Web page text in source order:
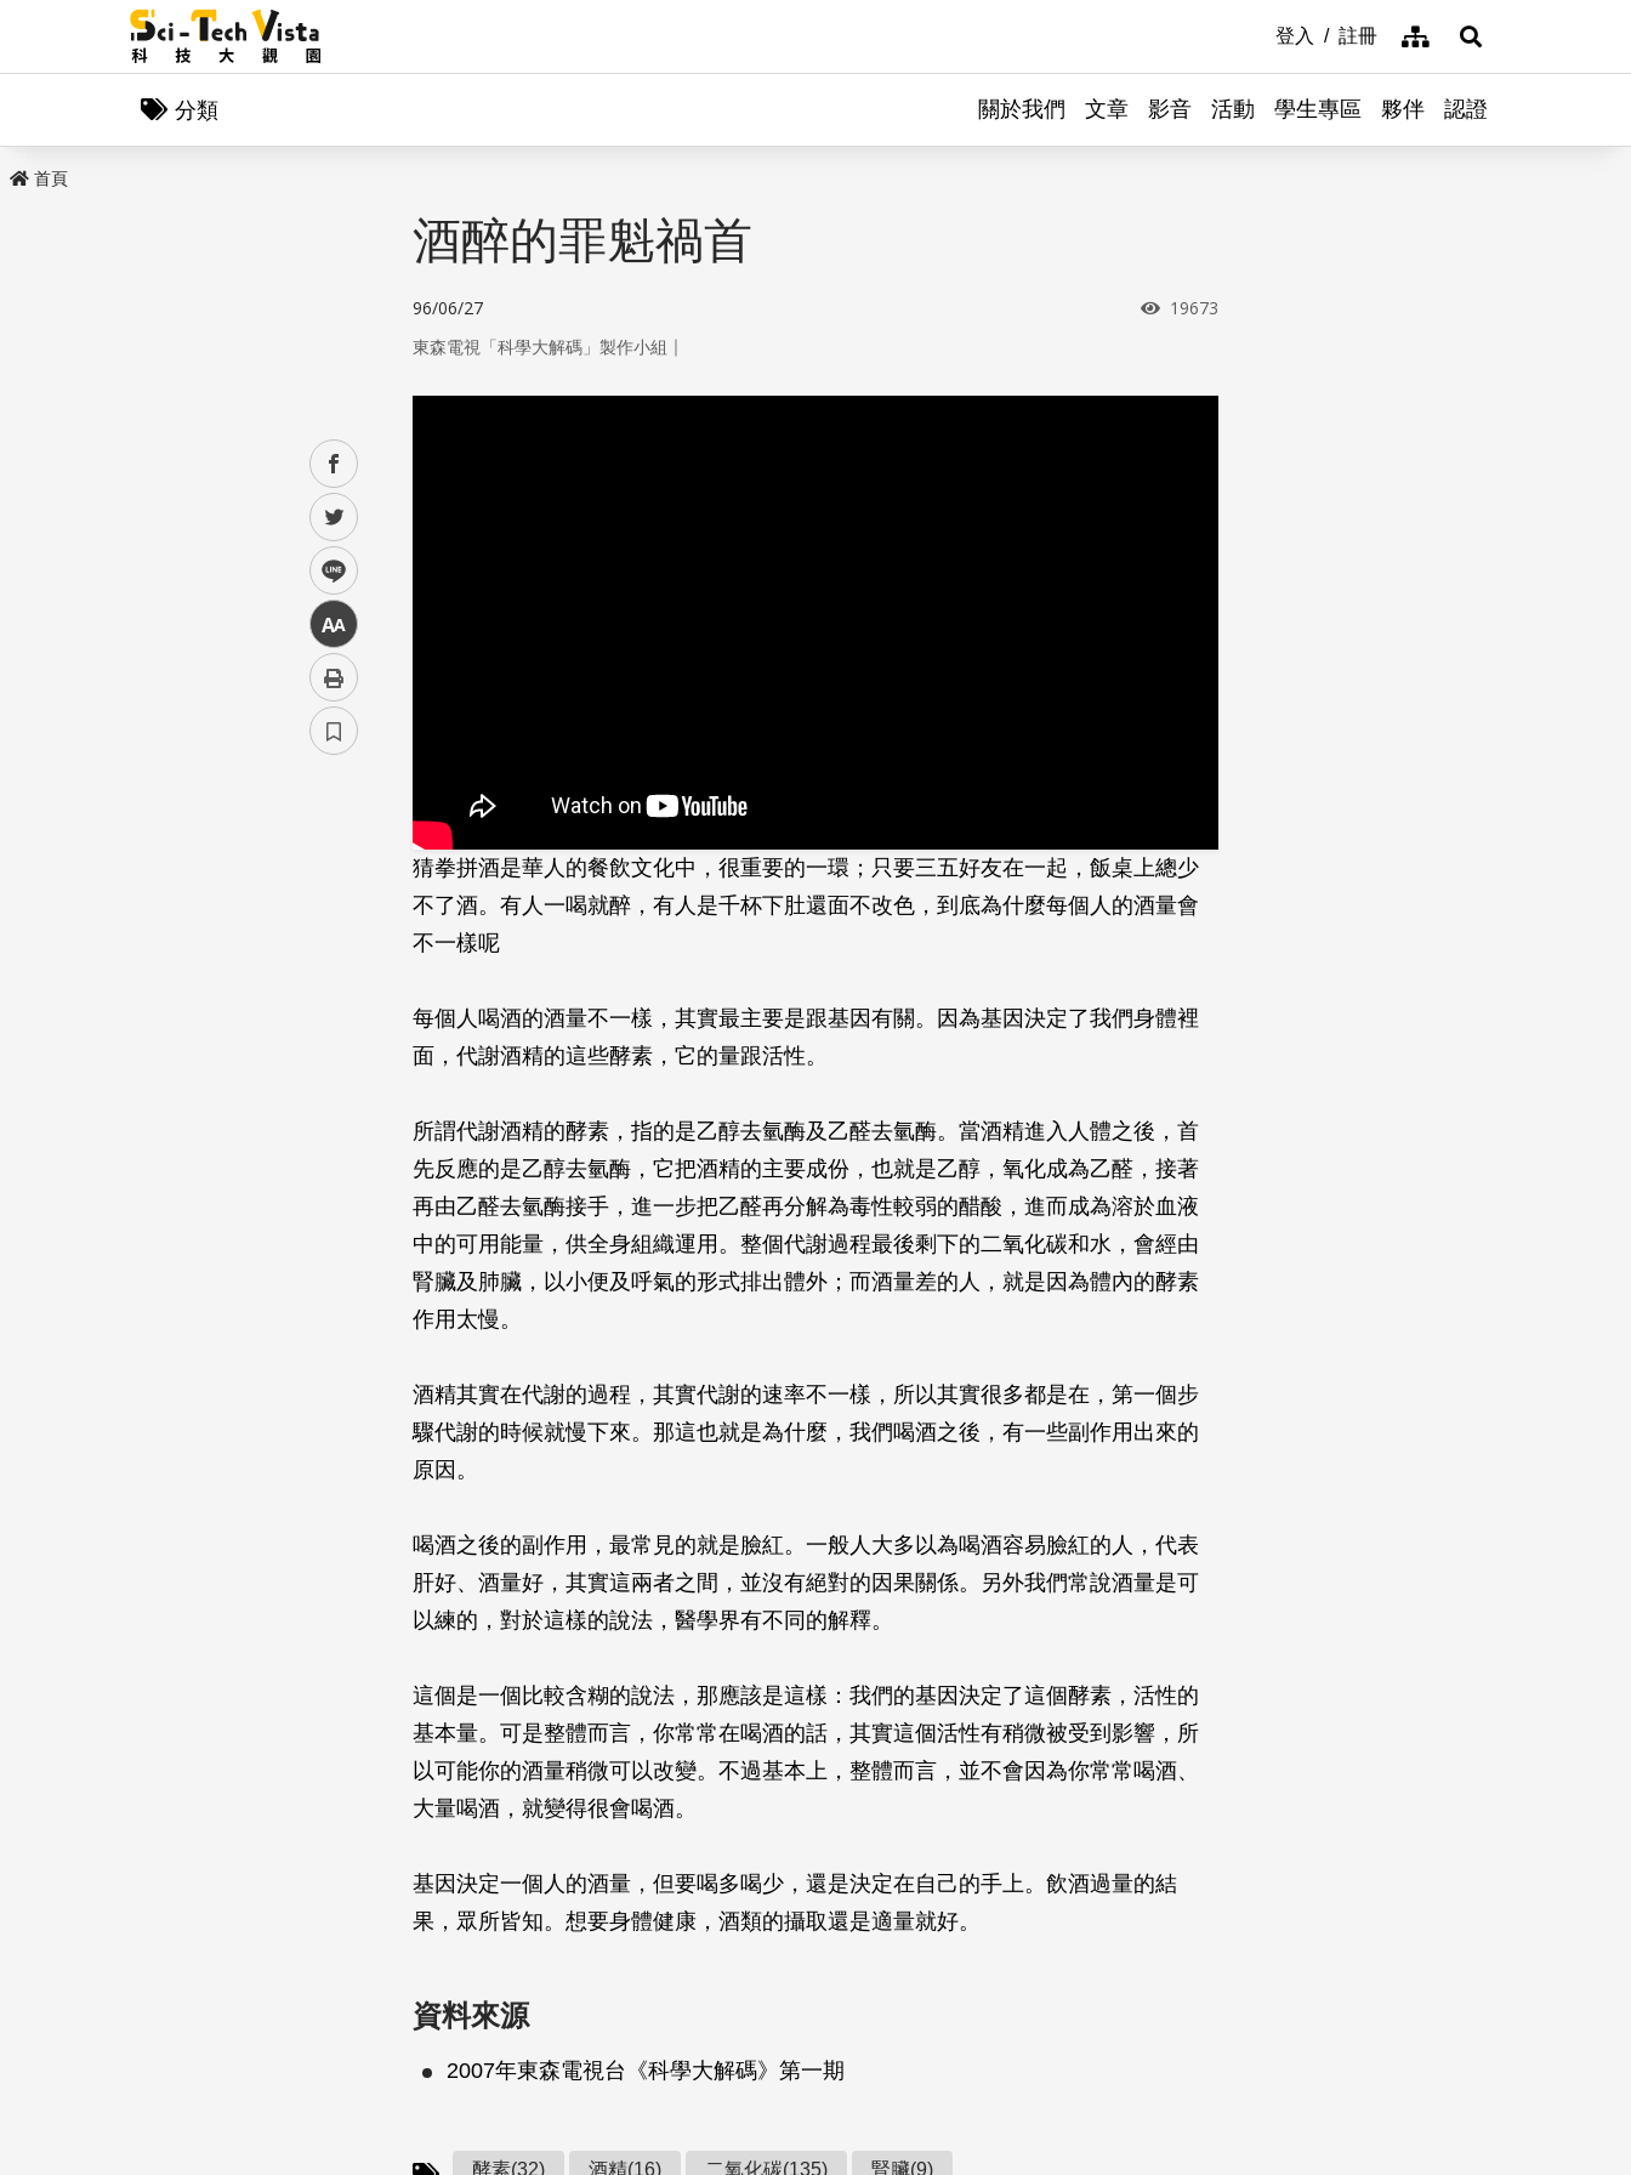
登入 註冊 網站導覽展開搜尋
分類 關於我們 文章 影音 活動 學生專區 夥伴 認證
首頁
facebook
twitter
line
中
酒醉的罪魁禍首
96/06/27 瀏覽次數
19673
東森電視「科學大解碼」製作小組 ｜
猜拳拼酒是華人的餐飲文化中，很重要的一環；只要三五好友在一起，飯桌上總少
不了酒。有人一喝就醉，有人是千杯下肚還面不改色，到底為什麼每個人的酒量會
不一樣呢
每個人喝酒的酒量不一樣，其實最主要是跟基因有關。因為基因決定了我們身體裡
面，代謝酒精的這些酵素，它的量跟活性。
所謂代謝酒精的酵素，指的是乙醇去氫酶及乙醛去氫酶。當酒精進入人體之後，首
先反應的是乙醇去氫酶，它把酒精的主要成份，也就是乙醇，氧化成為乙醛，接著
再由乙醛去氫酶接手，進一步把乙醛再分解為毒性較弱的醋酸，進而成為溶於血液
中的可用能量，供全身組織運用。整個代謝過程最後剩下的二氧化碳和水，會經由
腎臟及肺臟，以小便及呼氣的形式排出體外；而酒量差的人，就是因為體內的酵素
作用太慢。
酒精其實在代謝的過程，其實代謝的速率不一樣，所以其實很多都是在，第一個步
驟代謝的時候就慢下來。那這也就是為什麼，我們喝酒之後，有一些副作用出來的
原因。
喝酒之後的副作用，最常見的就是臉紅。一般人大多以為喝酒容易臉紅的人，代表
肝好、酒量好，其實這兩者之間，並沒有絕對的因果關係。另外我們常說酒量是可
以練的，對於這樣的說法，醫學界有不同的解釋。
這個是一個比較含糊的說法，那應該是這樣：我們的基因決定了這個酵素，活性的
基本量。可是整體而言，你常常在喝酒的話，其實這個活性有稍微被受到影響，所
以可能你的酒量稍微可以改變。不過基本上，整體而言，並不會因為你常常喝酒、
大量喝酒，就變得很會喝酒。
基因決定一個人的酒量，但要喝多喝少，還是決定在自己的手上。飲酒過量的結
果，眾所皆知。想要身體健康，酒類的攝取還是適量就好。
資料來源
2007年東森電視台《科學大解碼》第一期
酵素(32) 酒精(16) 二氧化碳(135) 腎臟(9)